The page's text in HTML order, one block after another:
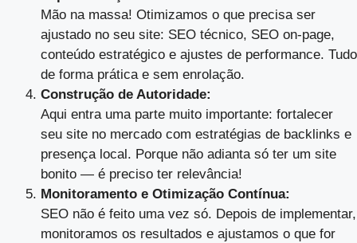
Mão na massa! Otimizamos o que precisa ser
ajustado no seu site: SEO técnico, SEO on-page,
conteúdo estratégico e ajustes de performance. Tudo
de forma prática e sem enrolação.
Construção de Autoridade:
Aqui entra uma parte muito importante: fortalecer
seu site no mercado com estratégias de backlinks e
presença local. Porque não adianta só ter um site
bonito — é preciso ter relevância!
Monitoramento e Otimização Contínua:
SEO não é feito uma vez só. Depois de implementar,
monitoramos os resultados e ajustamos o que for